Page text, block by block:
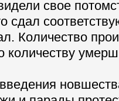
свое
сдал
Количество
количеству